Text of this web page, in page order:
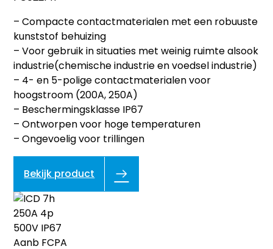
– Compacte contactmaterialen met een robuuste
kunststof behuizing
– Voor gebruik in situaties met weinig ruimte alsook
industrie(chemische industrie en voedsel industrie)
– 4- en 5-polige contactmaterialen voor
hoogstroom (200A, 250A)
– Beschermingsklasse IP67
– Ontworpen voor hoge temperaturen
– Ongevoelig voor trillingen
Bekijk product